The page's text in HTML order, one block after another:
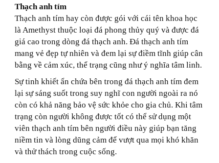
Thạch anh tím
Thạch anh tím hay còn được gói với cái tên khoa học
là Amethyst thuộc loại đá phong thủy quý và được đá
giá cao trong dòng đá thạch anh. Đá thạch anh tím
mang vẻ đẹp tự nhiên và đem lại sự điềm tĩnh giúp cân
bằng về cảm xúc, thể trạng cũng như ý nghĩa tâm linh.
Sự tinh khiết ẩn chứa bên trong đá thạch anh tím đem
lại sự sáng suốt trong suy nghĩ con người ngoài ra nó
còn có khả năng bảo vệ sức khỏe cho gia chủ. Khi tâm
trạng còn người không được tốt có thể sử dụng một
viên thạch anh tím bên người điều này giúp bạn tăng
niềm tin và lòng dũng cảm để vượt qua mọi khó khăn
và thử thách trong cuộc sống.